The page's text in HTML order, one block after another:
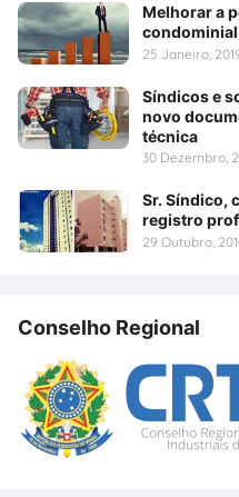
Melhorar a
25 Janeiro,
Síndicos e
novo
técnica
30 Dezembro,
Sr. Síndico,
registro
29 Outubro,
Conselho Regional